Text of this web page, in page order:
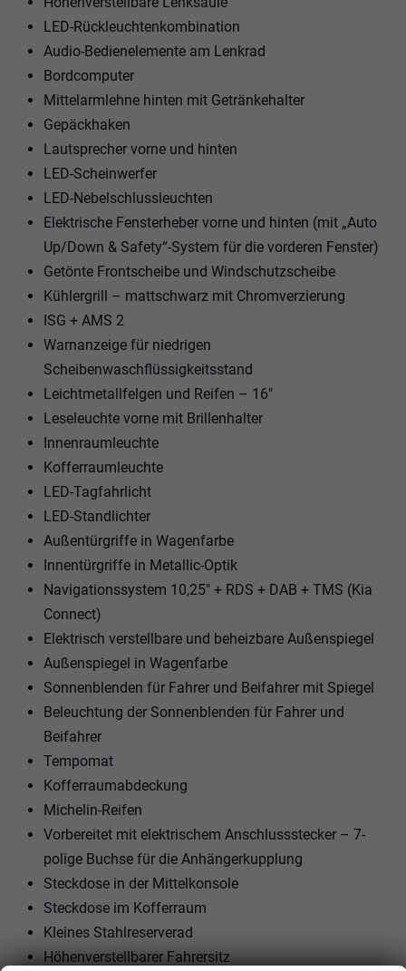
LED-Rückleuchtenkombination
Audio-Bedienelemente am Lenkrad
Bordcomputer
Mittelarmlehne hinten mit Getränkehalter
Gepäckhaken
Lautsprecher vorne und hinten
LED-Scheinwerfer
LED-Nebelschlussleuchten
Elektrische Fensterheber vorne und hinten (mit „Auto
Up/Down & Safety“-System für die vorderen Fenster)
Getönte Frontscheibe und Windschutzscheibe
Kühlergrill – mattschwarz mit Chromverzierung
ISG + AMS 2
Warnanzeige für niedrigen
Scheibenwaschflüssigkeitsstand
Leichtmetallfelgen und Reifen – 16"
Leseleuchte vorne mit Brillenhalter
Innenraumleuchte
Kofferraumleuchte
LED-Tagfahrlicht
LED-Standlichter
Außentürgriffe in Wagenfarbe
Innentürgriffe in Metallic-Optik
Navigationssystem 10,25" + RDS + DAB + TMS (Kia
Connect)
Elektrisch verstellbare und beheizbare Außenspiegel
Außenspiegel in Wagenfarbe
Sonnenblenden für Fahrer und Beifahrer mit Spiegel
Beleuchtung der Sonnenblenden für Fahrer und
Beifahrer
Tempomat
Kofferraumabdeckung
Michelin-Reifen
Vorbereitet mit elektrischem Anschlussstecker – 7-
polige Buchse für die Anhängerkupplung
Steckdose in der Mittelkonsole
Steckdose im Kofferraum
Kleines Stahlreserverad
Höhenverstellbarer Fahrersitz